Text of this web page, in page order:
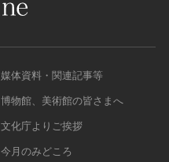
媒体資料・関連記事等
博物館、美術館の皆さまへ
文化庁よりご挨拶
今月のみどころ